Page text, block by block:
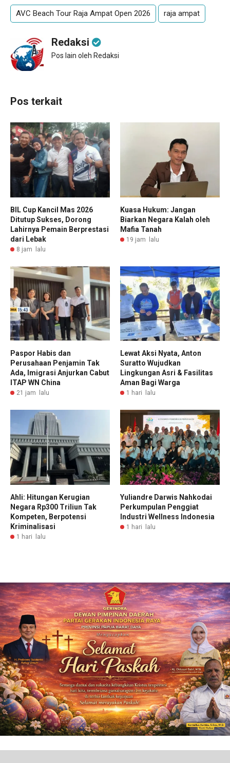
AVC Beach Tour Raja Ampat Open 2026 raja ampat
Redaksi
Pos lain oleh Redaksi
Pos terkait
BIL Cup Kancil Mas 2026
Ditutup Sukses, Dorong
Lahirnya Pemain Berprestasi
dari Lebak
8 jam lalu
Kuasa Hukum: Jangan
Biarkan Negara Kalah oleh
Mafia Tanah
19 jam lalu
Paspor Habis dan
Perusahaan Penjamin Tak
Ada, Imigrasi Anjurkan Cabut
ITAP WN China
21 jam lalu
Lewat Aksi Nyata, Anton
Suratto Wujudkan
Lingkungan Asri & Fasilitas
Aman Bagi Warga
1 hari lalu
Ahli: Hitungan Kerugian
Negara Rp300 Triliun Tak
Kompeten, Berpotensi
Kriminalisasi
1 hari lalu
Yuliandre Darwis Nahkodai
Perkumpulan Penggiat
Industri Wellness Indonesia
1 hari lalu